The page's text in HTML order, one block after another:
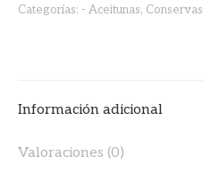
Categorías: - Aceitunas, Conservas
Información adicional
Valoraciones (0)